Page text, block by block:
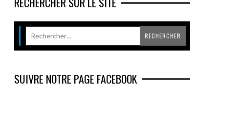
SUIVRE NOTRE PAGE FACEBOOK